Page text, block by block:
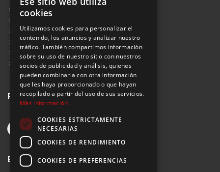
Aviso Legal
Política de Privacidad
Política de Cookies
Política de Privacidad Redes Sociales
Suscribirse al Newsletter
Redes sociales
Buscar
cookies
Utilizamos cookies para personalizar el
contenido, los anuncios y analizar nuestro
tráfico. También compartimos información
sobre su uso de nuestro sitio con nuestros
socios de publicidad y análisis, quienes
pueden combinarla con otra información
que les haya proporcionado o que hayan
recopilado a partir del uso de sus servicios.
Más información
COOKIES ESTRICTAMENTE
NECESARIAS
COOKIES DE RENDIMIENTO
COOKIES DE PREFERENCIAS